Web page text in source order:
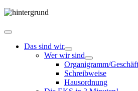
Das sind wir
Wer wir sind
Organigramm/
Schreibweise
Hausordnung